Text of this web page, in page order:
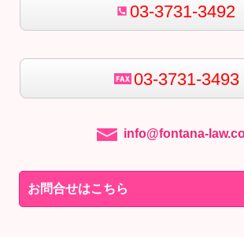
03-3731-3492
03-3731-3493
info@fontana-
お問合せはこちら